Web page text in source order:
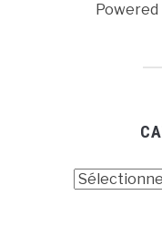
Powered
Catégories